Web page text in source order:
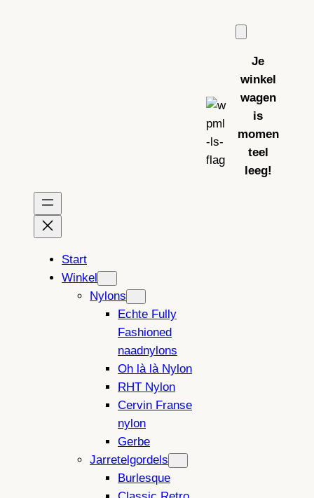
Je
winkel
wagen
is
momen
teel
leeg!
Start
Winkel
Nylons
Echte Fully
Fashioned
naadnylons
Oh là là Nylon
RHT Nylon
Cervin Franse
nylon
Gerbe
Jarretelgordels
Burlesque